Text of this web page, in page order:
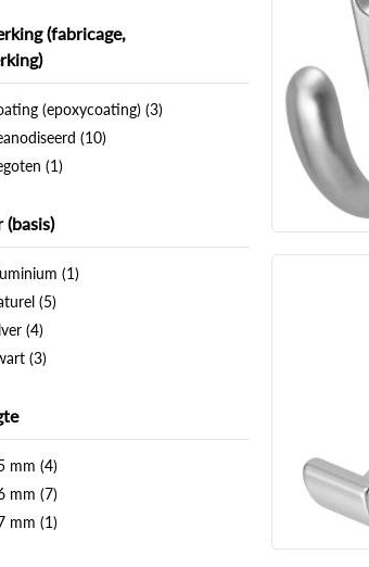
(fabricage,
(epoxycoating) (3)
(10)
(1)
(basis)
(1)
(5)
(4)
(3)
mm (4)
mm (7)
mm (1)